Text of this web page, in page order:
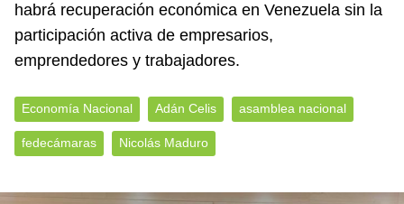
habrá recuperación económica en Venezuela sin la
participación activa de empresarios,
emprendedores y trabajadores.
Economía Nacional Adán Celis asamblea nacional
fedecámaras Nicolás Maduro